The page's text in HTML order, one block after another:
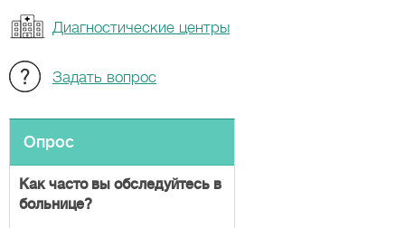
Диагностические центры
Задать вопрос
Опрос
Как часто вы обследуйтесь в
больнице?